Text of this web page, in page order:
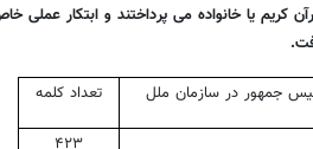
کریم یا خانواده می پرداختند و ابتکار عملی
جمهور در سازمان ملل تعداد کلمه
۴۲۳